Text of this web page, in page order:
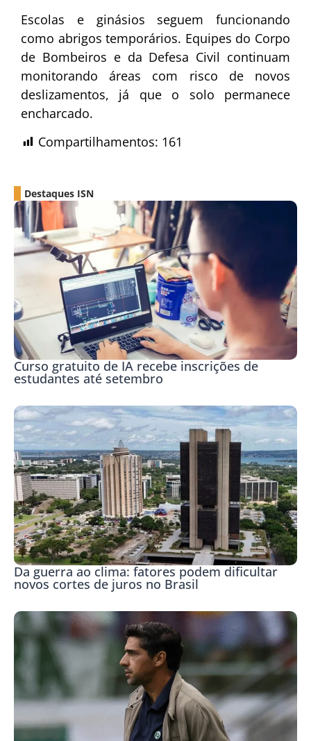
Escolas e ginásios seguem funcionando
como abrigos temporários. Equipes do Corpo
de Bombeiros e da Defesa Civil continuam
monitorando áreas com risco de novos
deslizamentos, já que o solo permanece
encharcado.
Compartilhamentos: 161
Destaques ISN
Curso gratuito de IA recebe inscrições de
estudantes até setembro
Da guerra ao clima: fatores podem dificultar
novos cortes de juros no Brasil